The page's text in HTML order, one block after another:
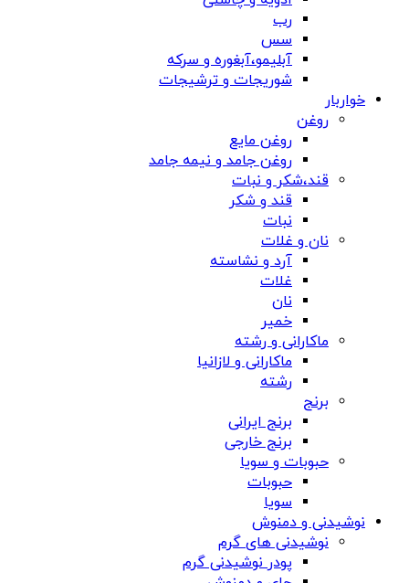
رب
سس
آبلیمو،آبغوره و سرکه
شوریجات و ترشیجات
خواربار
روغن
روغن مایع
روغن جامد و نیمه جامد
قند،شکر و نبات
قند و شکر
نبات
نان و غلات
آرد و نشاسته
غلات
نان
خمیر
ماکارانی و رشته
ماکارانی و لازانیا
رشته
برنج
برنج ایرانی
برنج خارجی
حبوبات و سویا
حبوبات
سویا
نوشیدنی و دمنوش
نوشیدنی های گرم
پودر نوشیدنی گرم